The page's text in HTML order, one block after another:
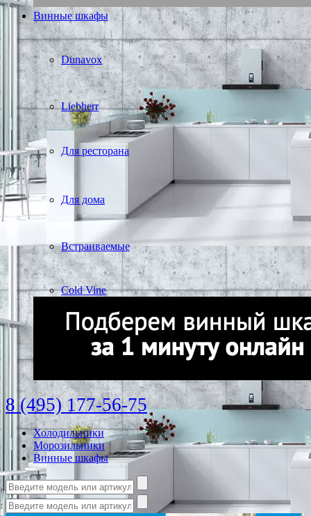
Винные шкафы
Dunavox
Liebherr
Для ресторана
Для дома
Встраиваемые
Cold Vine
8 (495) 177-56-75
Холодильники
Морозильники
Винные шкафы